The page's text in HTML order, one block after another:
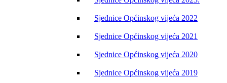
Sjednice Općinskog vijeća 2022
Sjednice Općinskog vijeća 2021
Sjednice Općinskog vijeća 2020
Sjednice Općinskog vijeća 2019